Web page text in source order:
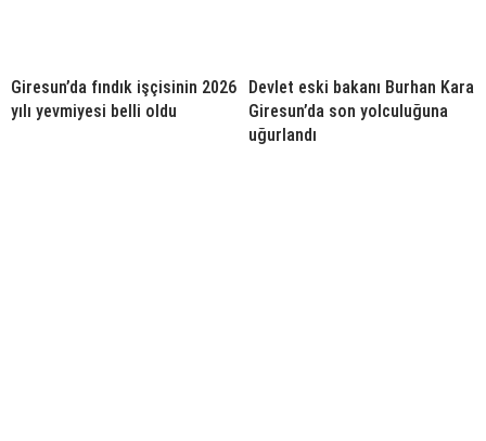
Giresun’da fındık işçisinin 2026
yılı yevmiyesi belli oldu
Devlet eski bakanı Burhan Kara
Giresun’da son yolculuğuna
uğurlandı